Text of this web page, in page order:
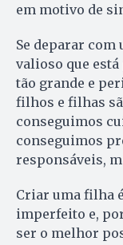
em motivo de
Se deparar com
valioso que
tão grande e
filhos e filhas
conseguimos
conseguimos
responsáveis,
Criar uma filha
imperfeito e,
ser o melhor